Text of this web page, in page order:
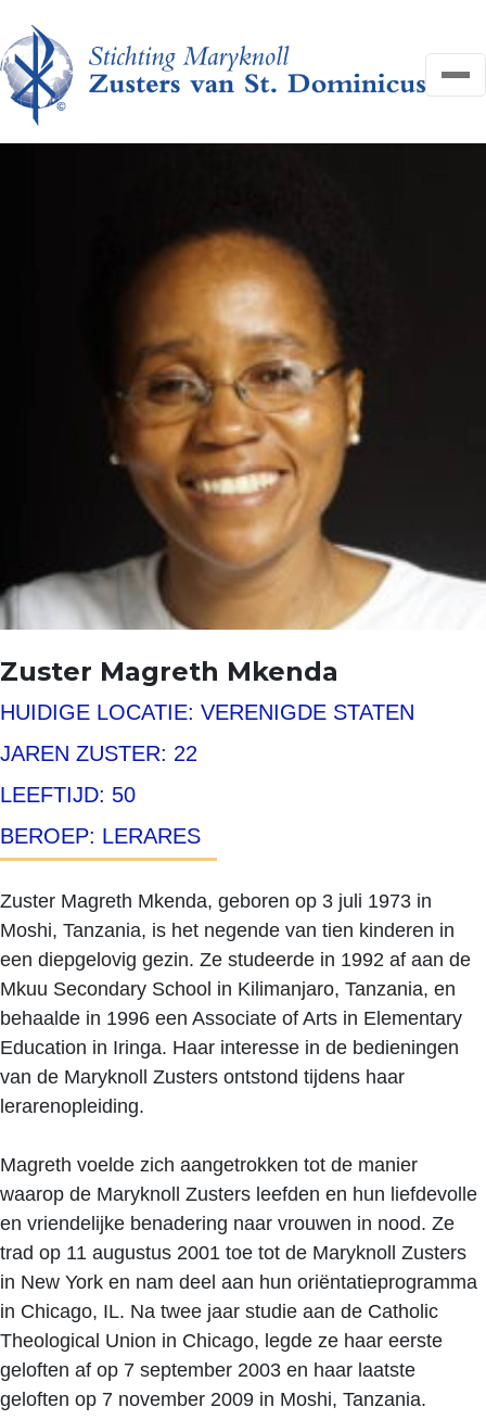
HELP MEE
FAQ
CONTACT
Search
DONEER
Zuster Magreth Mkenda
HUIDIGE LOCATIE: VERENIGDE STATEN
JAREN ZUSTER: 22
LEEFTIJD: 50
BEROEP: LERARES
Zuster Magreth Mkenda, geboren op 3 juli 1973 in
Moshi, Tanzania, is het negende van tien kinderen in
een diepgelovig gezin. Ze studeerde in 1992 af aan de
Mkuu Secondary School in Kilimanjaro, Tanzania, en
behaalde in 1996 een Associate of Arts in Elementary
Education in Iringa. Haar interesse in de bedieningen
van de Maryknoll Zusters ontstond tijdens haar
lerarenopleiding.
Magreth voelde zich aangetrokken tot de manier
waarop de Maryknoll Zusters leefden en hun liefdevolle
en vriendelijke benadering naar vrouwen in nood. Ze
trad op 11 augustus 2001 toe tot de Maryknoll Zusters
in New York en nam deel aan hun oriëntatieprogramma
in Chicago, IL. Na twee jaar studie aan de Catholic
Theological Union in Chicago, legde ze haar eerste
geloften af op 7 september 2003 en haar laatste
geloften op 7 november 2009 in Moshi, Tanzania.